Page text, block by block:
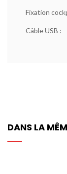
Fixation
Câble USB :
DANS LA